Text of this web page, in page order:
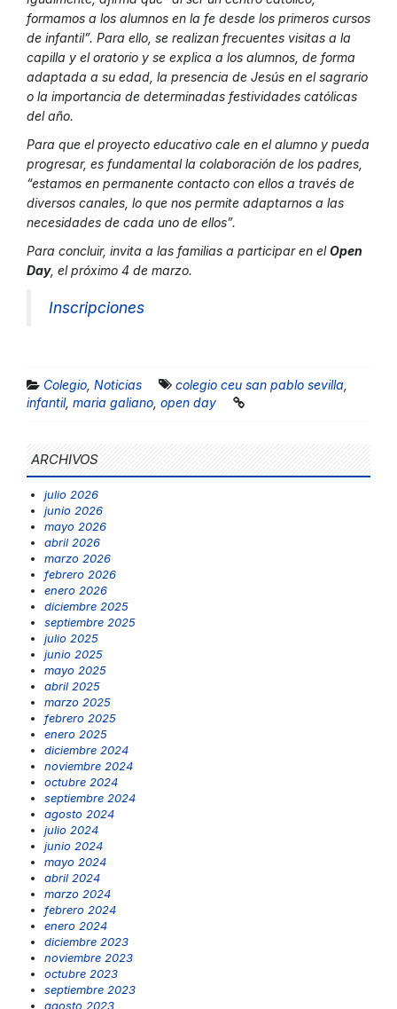
formamos a los alumnos en la fe desde los primeros cursos
de infantil”. Para ello, se realizan frecuentes visitas a la
capilla y el oratorio y se explica a los alumnos, de forma
adaptada a su edad, la presencia de Jesús en el sagrario
o la importancia de determinadas festividades católicas
del año.
Para que el proyecto educativo cale en el alumno y pueda
progresar, es fundamental la colaboración de los padres,
“estamos en permanente contacto con ellos a través de
diversos canales, lo que nos permite adaptarnos a las
necesidades de cada uno de ellos”.
Para concluir, invita a las familias a participar en elOpen
Day, el próximo 4 de marzo.
Inscripciones
Colegio Noticias colegio ceu san pablo sevilla
infantil, maria galiano open day
ARCHIVOS
julio 2026
junio 2026
mayo 2026
abril 2026
marzo 2026
febrero 2026
enero 2026
diciembre 2025
septiembre 2025
julio 2025
junio 2025
mayo 2025
abril 2025
marzo 2025
febrero 2025
enero 2025
diciembre 2024
noviembre 2024
octubre 2024
septiembre 2024
agosto 2024
julio 2024
junio 2024
mayo 2024
abril 2024
marzo 2024
febrero 2024
enero 2024
diciembre 2023
noviembre 2023
octubre 2023
septiembre 2023
agosto 2023